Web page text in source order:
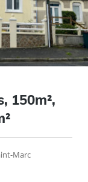
150m²,
Marc